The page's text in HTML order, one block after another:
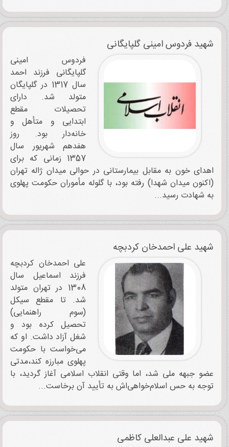
شهید فردوس امینی گلپایگانی
فردوس امینی
گلپایگانی فرزند احمد
سال 1317 در گلپایگان
متولد شد. دارای
تحصیلات مقطع
ابتدایی و متأهل و
خانه‌دار بود. روز
هفدهم شهریور سال
1357 زمانی که برای
اهدای خون به مقابل بیمارستانی در حوالی میدان ژاله تهران
(اکنون میدان شهدا) رفته بود، با گلوله مأموران حکومت پهلوی
به شهادت رسید...
شهید علی احمدخان کردبچه
علی احمدخان کردبچه
فرزند اسماعیل سال
1308 در تهران متولد
شد. تا مقطع سیکل
(سوم راهنمایی)
تحصیل کرده بود و
شغل آزاد داشت. او که
می‌خواست با حکومت
پهلوی مبارزه کند،‌مدتی
عضو جبهه ملی شد، اما وقتی انقلاب اسلامی آغاز گردید، با
توجه به حس اسلام‌خواهی‌اش به تأیید آن برخاست...
شهید علی عبدالعلی کاظمی